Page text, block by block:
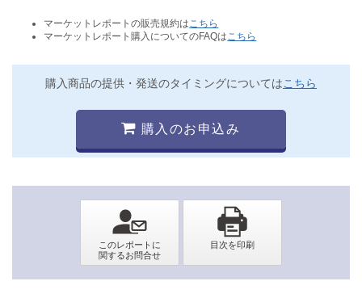
マーケットレポートの販売規約は こちら
マーケットレポート購入についてのFAQは こちら
購入商品の提供・発送のタイミングについてはこちら
購入のお申込み